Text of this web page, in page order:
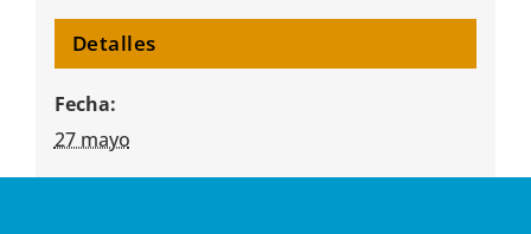
Detalles
Fecha:
27 mayo